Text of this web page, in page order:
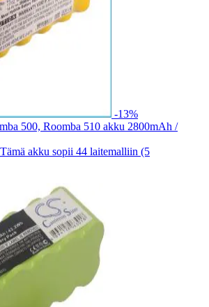
-13%
500, Roomba 510 akku 2800mAh /
akku sopii 44 laitemalliin (5